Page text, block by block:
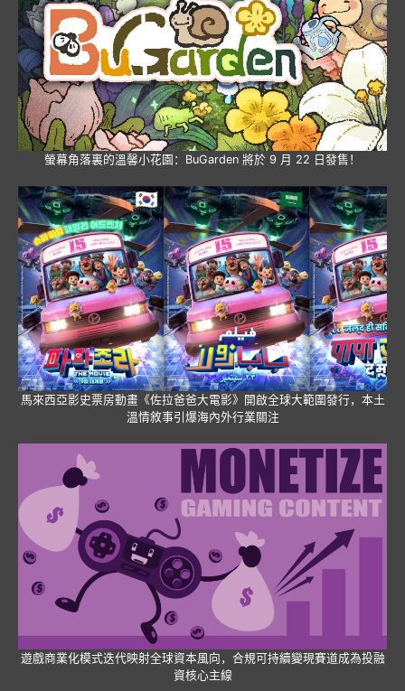
螢幕角落裏的溫馨小花園：BuGarden 將於 9 月 22 日發售！
馬來西亞影史票房動畫《佐拉爸爸大電影》開啟全球大範圍發行，本土
溫情敘事引爆海內外行業關注
遊戲商業化模式迭代映射全球資本風向，合規可持續變現賽道成為投融
資核心主線